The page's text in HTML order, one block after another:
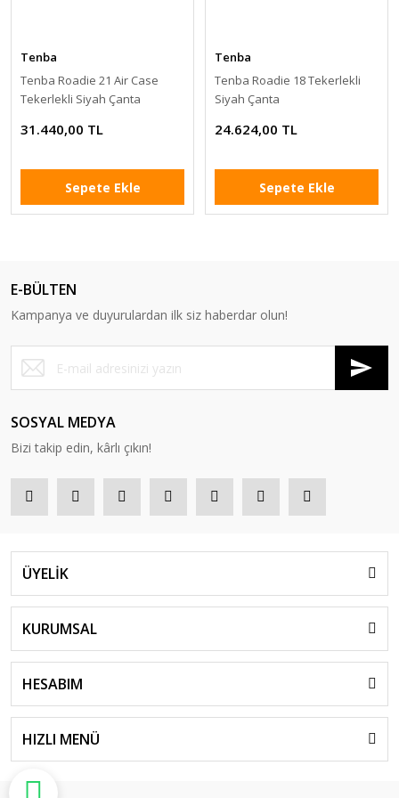
Tenba
Tenba Roadie 21 Air Case
Tekerlekli Siyah Çanta
31.440,00 TL
Sepete Ekle
Tenba
Tenba Roadie 18 Tekerlekli
Siyah Çanta
24.624,00 TL
Sepete Ekle
E-BÜLTEN
Kampanya ve duyurulardan ilk siz haberdar olun!
SOSYAL MEDYA
Bizi takip edin, kârlı çıkın!
ÜYELİK
KURUMSAL
HESABIM
HIZLI MENÜ